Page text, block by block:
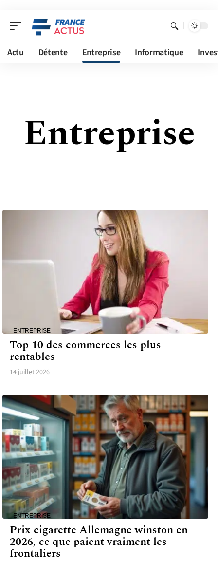
Actu Détente Entreprise Informatique
Entreprise
ENTREPRISE
Top 10 des commerces les plus
rentables
14 juillet 2026
ENTREPRISE
Prix cigarette Allemagne winston en
2026, ce que paient vraiment les
frontaliers